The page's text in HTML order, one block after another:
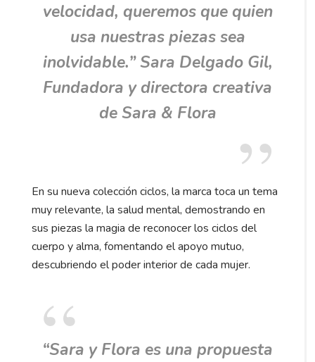
velocidad, queremos que quien
usa nuestras piezas sea
inolvidable.”Sara Delgado Gil,
Fundadora y directora creativa
de Sara & Flora
En su nueva colección ciclos, la marca toca un tema
muy relevante, la salud mental, demostrando en
sus piezas la magia de reconocer los ciclos del
cuerpo y alma, fomentando el apoyo mutuo,
descubriendo el poder interior de cada mujer.
“Sara y Flora es una propuesta